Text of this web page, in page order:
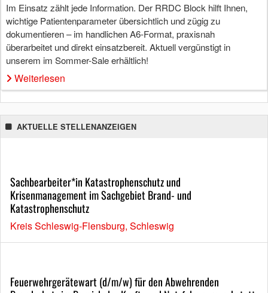
Im Einsatz zählt jede Information. Der RRDC Block hilft Ihnen,
wichtige Patientenparameter übersichtlich und zügig zu
dokumentieren – im handlichen A6-Format, praxisnah
überarbeitet und direkt einsatzbereit. Aktuell vergünstigt in
unserem im Sommer-Sale erhältlich!
Weiterlesen
AKTUELLE STELLENANZEIGEN
Sachbearbeiter*in Katastrophenschutz und
Krisenmanagement im Sachgebiet Brand- und
Katastrophenschutz
Kreis Schleswig-Flensburg, Schleswig
Feuerwehrgerätewart (d/m/w) für den Abwehrenden